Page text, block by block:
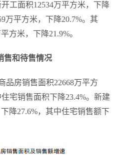
工面积12534万平方米，下降
万平方米，下降20.7%。其
平方米，下降21.9%。
和待售情况
品房销售面积22668万平方
住宅销售面积下降23.4%。新建
降27.6%，其中住宅销售额下